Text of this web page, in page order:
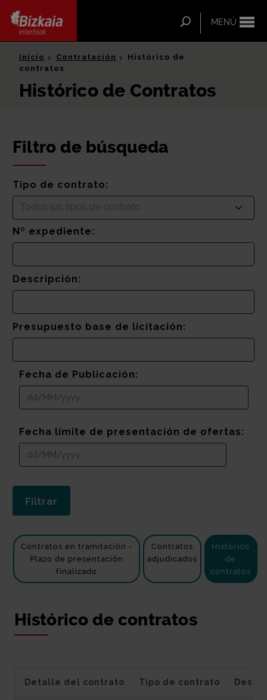
MENÚ
Buscar
Inicio Contratación
Histórico de
contratos
Histórico de Contratos
Filtro de búsqueda
Tipo de contrato:
Todos los tipos de contrato
Nº expediente:
Descripción:
Presupuesto base de licitación:
Fecha de Publicación:
Fecha límite de presentación de ofertas:
Contratos en tramitación -
Plazo de presentación
finalizado
Contratos
adjudicados
Histórico
de
contratos
Histórico de contratos
Detalle del contrato Tipo de contrato